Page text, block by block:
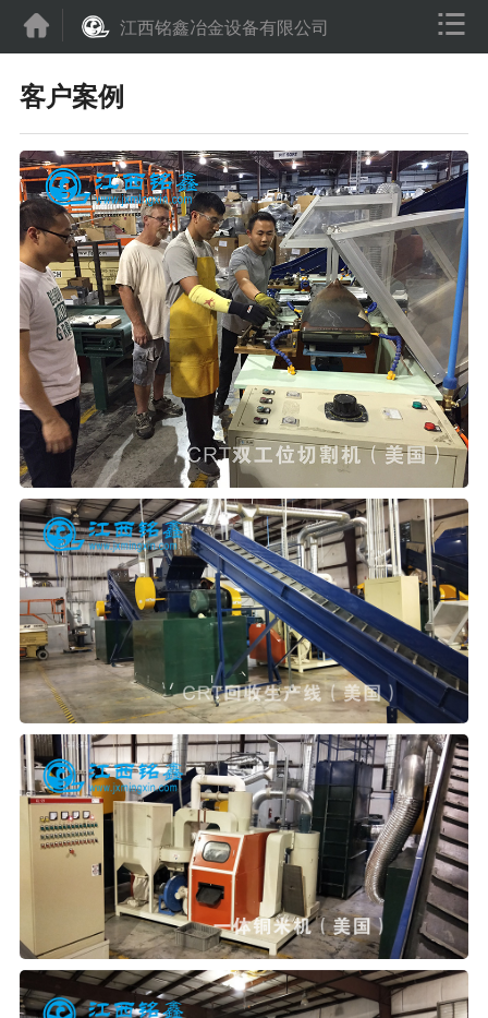
 江西铭鑫冶金设备有限公司 
客户案例